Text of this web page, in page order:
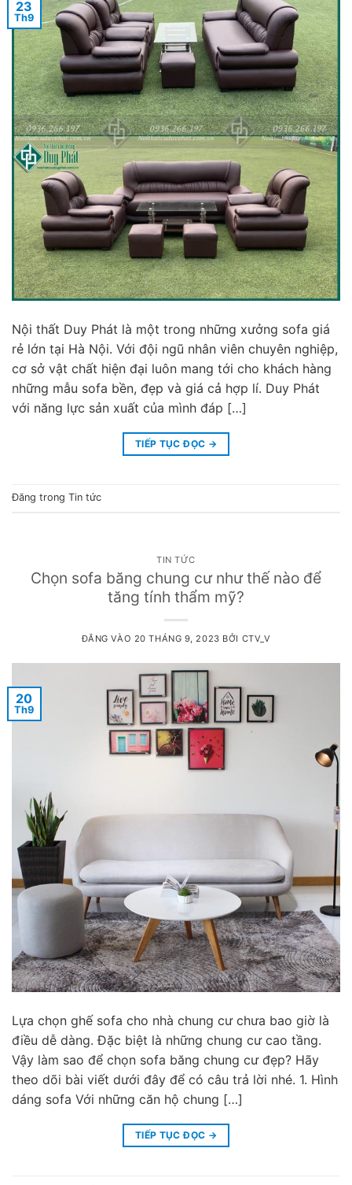
23
Th9
Nội thất Duy Phát là một trong những xưởng sofa giá
rẻ lớn tại Hà Nội. Với đội ngũ nhân viên chuyên nghiệp,
cơ sở vật chất hiện đại luôn mang tới cho khách hàng
những mẫu sofa bền, đẹp và giá cả hợp lí. Duy Phát
với năng lực sản xuất của mình đáp […]
TIẾP TỤC ĐỌC →
Đăng trong Tin tức
TIN TỨC
Chọn sofa băng chung cư như thế nào để
tăng tính thẩm mỹ?
ĐĂNG VÀO 20 THÁNG 9, 2023 BỞI CTV_V
20
Th9
Lựa chọn ghế sofa cho nhà chung cư chưa bao giờ là
điều dễ dàng. Đặc biệt là những chung cư cao tầng.
Vậy làm sao để chọn sofa băng chung cư đẹp? Hãy
theo dõi bài viết dưới đây để có câu trả lời nhé. 1. Hình
dáng sofa Với những căn hộ chung […]
TIẾP TỤC ĐỌC →